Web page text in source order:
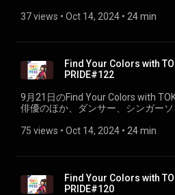
37 views • Oct 14, 2024 • 24 min
Find Your Colors with
PRIDE#122
9月21日のFind Your Colors with
俳優のほか、ダンサー、シンガー
75 views • Oct 14, 2024 • 24 min
Find Your Colors with
PRIDE#120